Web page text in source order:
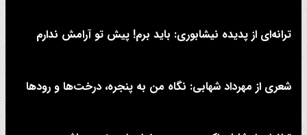
ترانه‌ای از پدیده نیشابوری: باید برم! پیش تو آرامش ندارم
شعری از مهرداد شهابی: نگاه من به پنجره، درخت‌ها و رودها